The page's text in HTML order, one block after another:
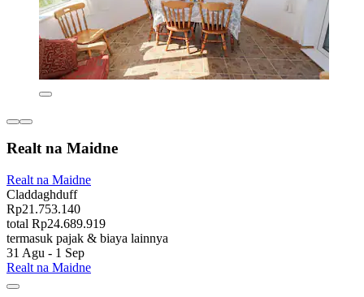
Realt na Maidne
Realt na Maidne
Claddaghduff
Rp21.753.140
total Rp24.689.919
termasuk pajak & biaya lainnya
31 Agu - 1 Sep
Realt na Maidne